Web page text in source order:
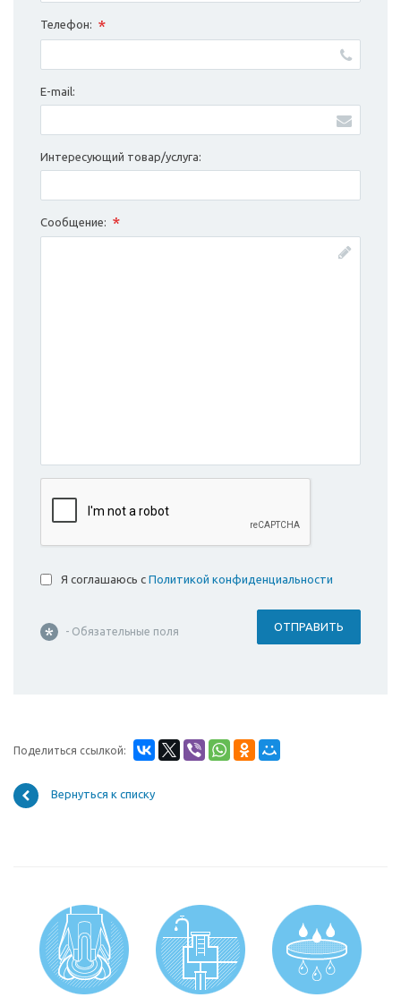
Телефон: *
E-mail:
Интересующий товар/услуга:
Сообщение: *
Я соглашаюсь с Политикой конфиденциальности
- Обязательные поля ОТПРАВИТЬ
Поделиться ссылкой:
Вернуться к списку